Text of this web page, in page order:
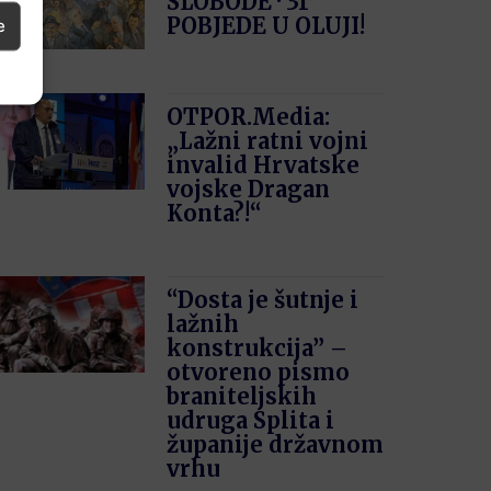
POBJEDE U OLUJI!
OTPOR.Media:
„Lažni ratni vojni
invalid Hrvatske
vojske Dragan
Konta?!“
“Dosta je šutnje i
lažnih
konstrukcija” –
otvoreno pismo
braniteljskih
udruga Splita i
županije državnom
vrhu